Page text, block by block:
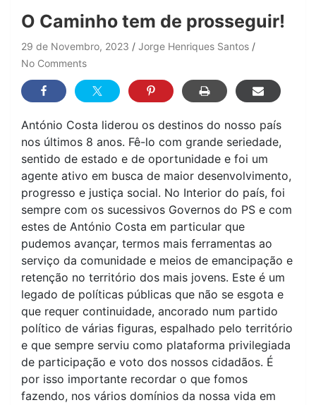
O Caminho tem de prosseguir!
29 de Novembro, 2023
Jorge Henriques Santos
No Comments
António Costa liderou os destinos do nosso país
nos últimos 8 anos. Fê-lo com grande seriedade,
sentido de estado e de oportunidade e foi um
agente ativo em busca de maior desenvolvimento,
progresso e justiça social. No Interior do país, foi
sempre com os sucessivos Governos do PS e com
estes de António Costa em particular que
pudemos avançar, termos mais ferramentas ao
serviço da comunidade e meios de emancipação e
retenção no território dos mais jovens. Este é um
legado de políticas públicas que não se esgota e
que requer continuidade, ancorado num partido
político de várias figuras, espalhado pelo território
e que sempre serviu como plataforma privilegiada
de participação e voto dos nossos cidadãos. É
por isso importante recordar o que fomos
fazendo, nos vários domínios da nossa vida em